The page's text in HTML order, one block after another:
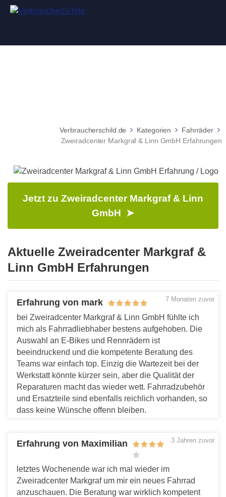
Verbraucherschild.de Kategorien
Fahrräder
Zweiradcenter Markgraf & Linn GmbH Erfahrungen
Jetzt zu Zweiradcenter Markgraf & Linn
GmbH ➤
Aktuelle Zweiradcenter Markgraf &
Linn GmbH Erfahrungen
Erfahrung von mark 7 Monaten zuvor
bei Zweiradcenter Markgraf & Linn GmbH fühlte ich
mich als Fahrradliebhaber bestens aufgehoben. Die
Auswahl an E-Bikes und Rennrädern ist
beeindruckend und die kompetente Beratung des
Teams war einfach top. Einzig die Wartezeit bei der
Werkstatt könnte kürzer sein, aber die Qualität der
Reparaturen macht das wieder wett. Fahrradzubehör
und Ersatzteile sind ebenfalls reichlich vorhanden, so
dass keine Wünsche offenn bleiben.
Erfahrung von Maximilian 3 Jahren zuvor
letztes Wochenende war ich mal wieder im
Zweiradcenter Markgraf um mir ein neues Fahrrad
anzuschauen. Die Beratung war wirklich kompetent